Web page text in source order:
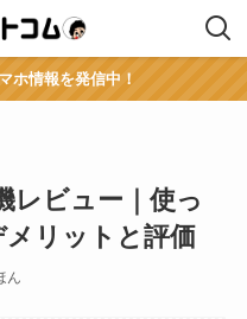
ホ情報を発信中！
レビュー｜使っ
リットと評価
ん